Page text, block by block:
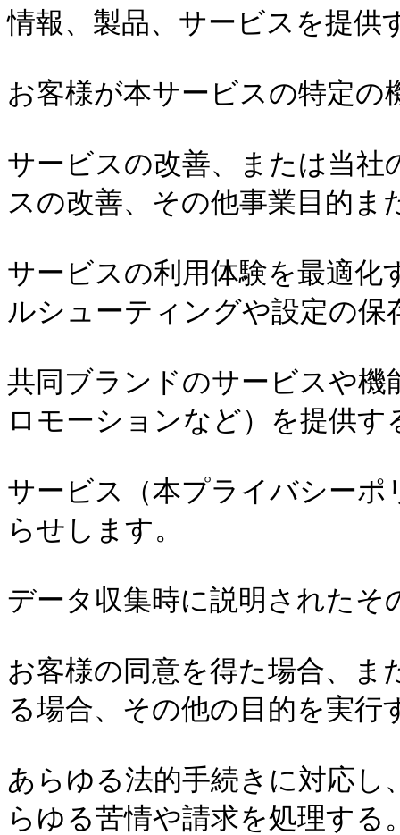
情報、製品、サービスを提供
お客様が本サービスの特定
サービスの改善、または当
スの改善、その他事業目的ま
サービスの利用体験を最適
ルシューティングや設定の保
共同ブランドのサービスや
ロモーションなど）を提供す
サービス（本プライバシー
らせします。
データ収集時に説明された
お客様の同意を得た場合、
る場合、その他の目的を実行
あらゆる法的手続きに対応し
らゆる苦情や請求を処理する